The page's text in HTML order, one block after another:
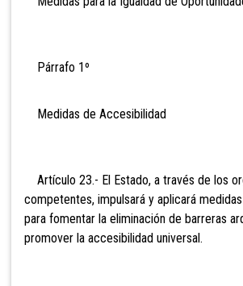
Párrafo 1º
Medidas de Accesibilidad
Artículo 23.- El Estado, a través de los
competentes, impulsará y aplicará
para fomentar la eliminación de barreras
promover la accesibilidad universal.